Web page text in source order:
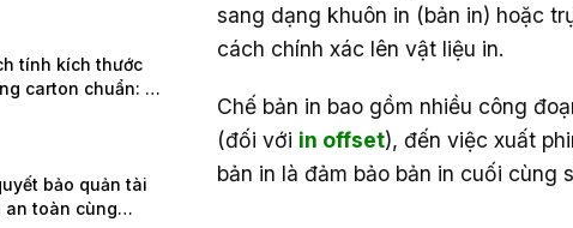
tính kích thước
carton chuẩn: Bí
bảo quản tài
an toàn cùng
sang dạng khuôn in (bản in) hoặc
cách chính xác lên vật liệu in.
Chế bản in bao gồm nhiều công
(đối với in offset), đến việc xuất
bản in là đảm bảo bản in cuối cùng